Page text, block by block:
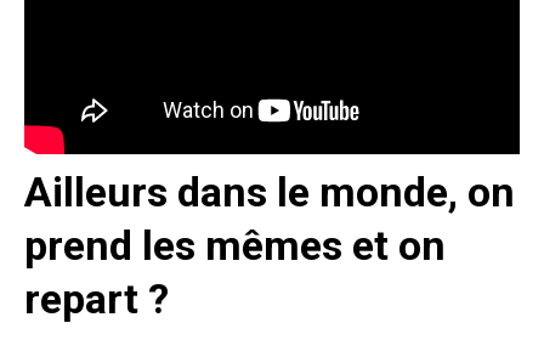
Ailleurs dans le monde, on
prend les mêmes et on
repart ?